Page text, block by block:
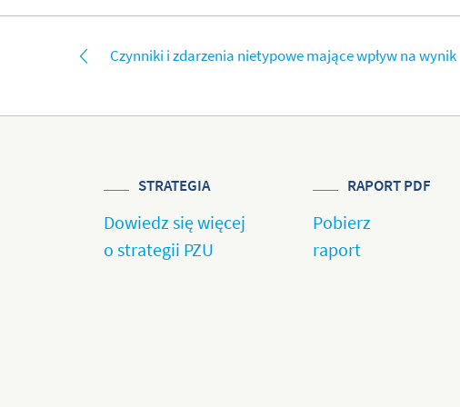
Czynniki i zdarzenia nietypowe mające wpływ na wynik
STRATEGIA
Dowiedz się więcej
o strategii PZU
RAPORT PDF
Pobierz
raport